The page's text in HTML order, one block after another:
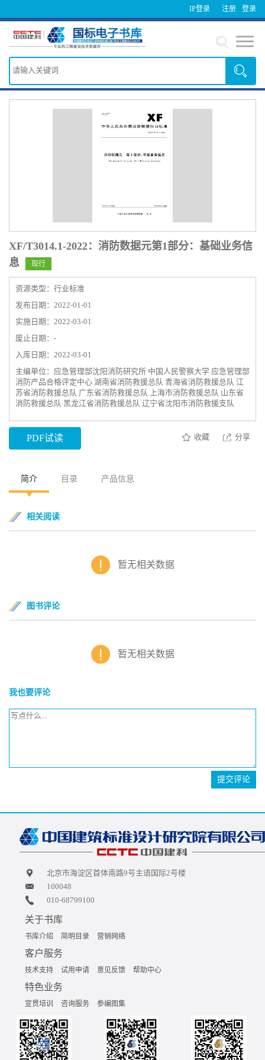
IP登录 登录
注册
XF/T3014.1-2022：消防数据元第1部分：基础业务信
息
现行
资源类型：行业标准
发布日期：2022-01-01
实施日期：2022-03-01
废止日期：-
入库日期：2022-03-01
主编单位：应急管理部沈阳消防研究所 中国人民警察大学 应急管理部
消防产品合格评定中心 湖南省消防救援总队 青海省消防救援总队 江
苏省消防救援总队 广东省消防救援总队 上海市消防救援总队 山东省
消防救援总队 黑龙江省消防救援总队 辽宁省沈阳市消防救援支队
PDF试读 收藏 分享
简介 目录 产品信息
相关阅读
暂无相关数据
图书评论
暂无相关数据
我也要评论
提交评论
北京市海淀区首体南路9号主语国际2号楼
100048
010-68799100
关于书库
书库介绍 简明目录 营销网络
客户服务
技术支持 试用申请 意见反馈 帮助中心
特色业务
宣贯培训 咨询服务 参编图集